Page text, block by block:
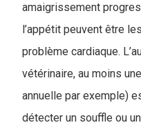
amaigrissement
l’appétit peuvent être
problème cardiaque.
vétérinaire, au moins
annuelle par exemple)
détecter un souffle ou